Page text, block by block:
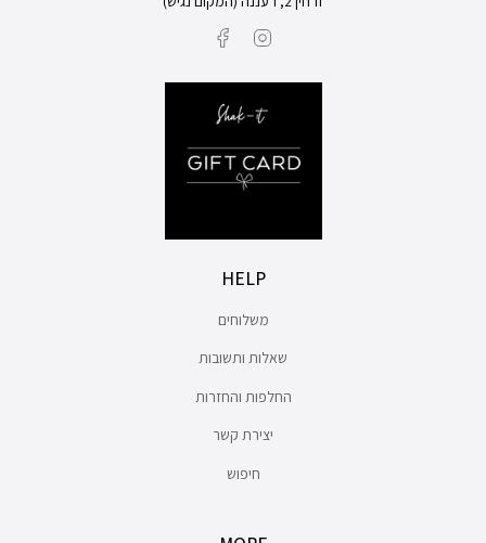
Instagram
HELP
משלוחים
שאלות ותשובות
החלפות והחזרות
יצירת קשר
חיפוש